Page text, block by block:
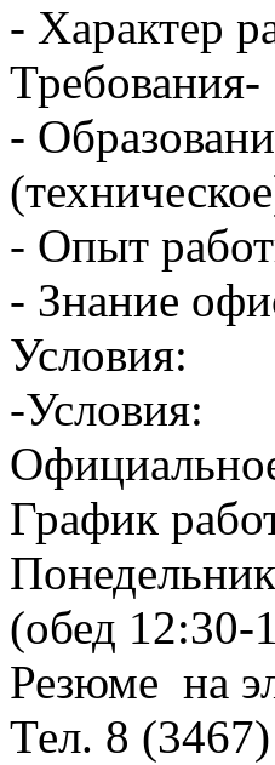
- Характер
Требования-
-
- Опыт
- Знание
Условия:
-Условия:
График
(обед 12:30-
Резюме на
Тел. 8